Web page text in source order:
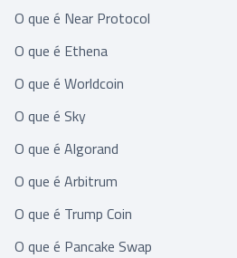
O que é Near Protocol
O que é Ethena
O que é Worldcoin
O que é Sky
O que é Algorand
O que é Arbitrum
O que é Trump Coin
O que é Pancake Swap